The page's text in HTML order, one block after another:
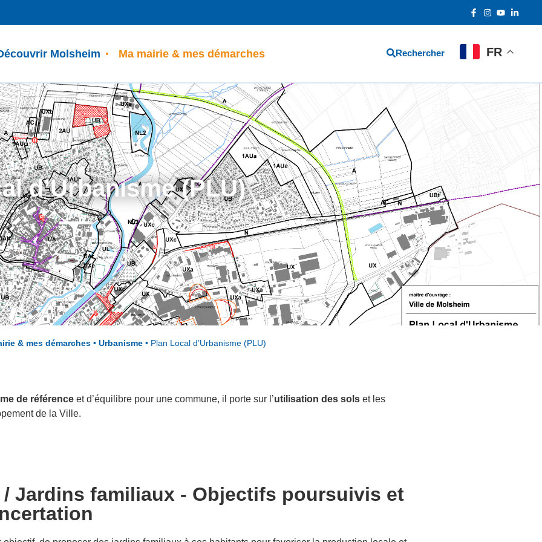
Molsheim Ma mairie & mes démarches Rechercher FR
d’Urbanisme (PLU)
& mes démarches • Urbanisme • Plan Local d’Urbanisme (PLU)
de référence et d’équilibre pour une commune, il porte sur l’utilisation des sols et les
de la Ville.
/ Jardins familiaux - Objectifs poursuivis et